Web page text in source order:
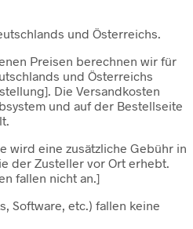
und Österreichs.
Preisen berechnen wir für
und Österreichs
Die Versandkosten
und auf der Bestellseite
wird eine zusätzliche Gebühr in
der Zusteller vor Ort erhebt.
fallen nicht an.]
Software, etc.) fallen keine